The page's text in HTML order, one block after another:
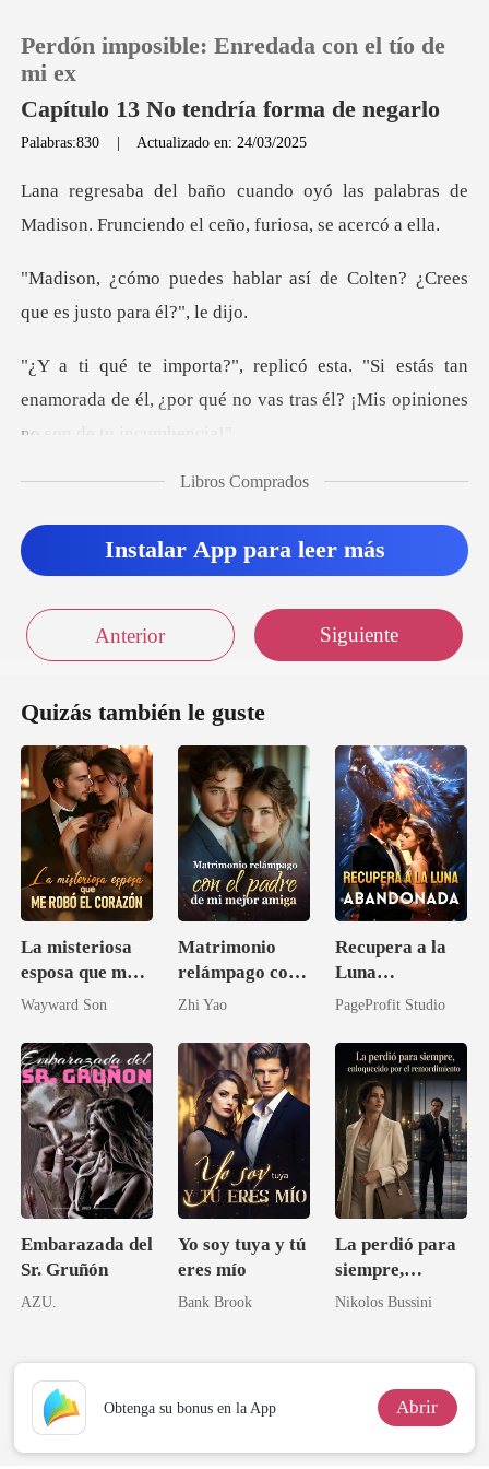
Recargar
Historia
Perdón imposible: Enredada con el tío de
mi ex
Capítulo 13 No tendría forma de negarlo
Palabras:830 | Actualizado en: 24/03/2025
las palabras de
Madison. Frunciendo
r así de Colten? ¿Crees
que
stás tan
enamorada de él, ¿por qué no vas tras
me Libros Comprados
Instalar App para leer más
Anterior Siguiente
Quizás también le guste
La misteriosa
esposa que me
robó el corazón
Wayward Son
Matrimonio
relámpago con
el padre de mi
Zhi Yao
Recupera a la
Luna
abandonada
PageProfit Studio
Embarazada del
Sr. Gruñón
AZU.
Yo soy tuya y tú
eres mío
Bank Brook
La perdió para
siempre,
enloquecido por
Nikolos Bussini
Obtenga su bonus en la App Abrir